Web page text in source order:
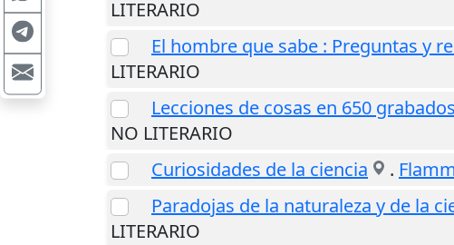
LITERARIO
El hombre que sabe : Preguntas y
LITERARIO
Lecciones de cosas en 650 grabados
NO LITERARIO
Curiosidades de la ciencia
.
Paradojas de la naturaleza y de la
LITERARIO